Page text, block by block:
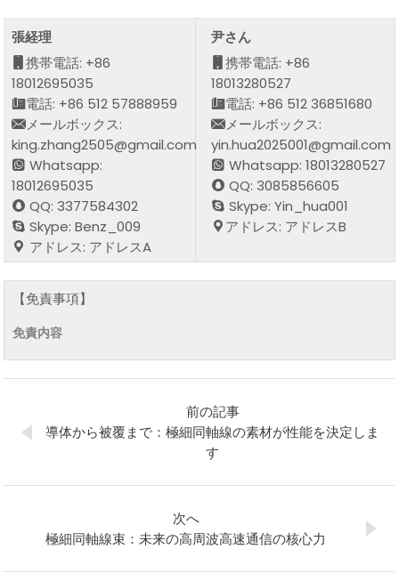
張経理
携帯電話: +86
18012695035
電話: +86 512 57888959
メールボックス:
king.zhang2505@gmail.com
Whatsapp:
18012695035
QQ: 3377584302
Skype: Benz_009
アドレス: アドレスA
尹さん
携帯電話: +86
18013280527
電話: +86 512 36851680
メールボックス:
yin.hua2025001@gmail.com
Whatsapp: 18013280527
QQ: 3085856605
Skype: Yin_hua001
アドレス: アドレスB
【免責事項】
免責内容
前の記事
導体から被覆まで：極細同軸線の素材が性能を決定しま
す
次へ
極細同軸線束：未来の高周波高速通信の核心力